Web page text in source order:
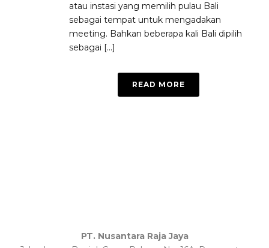
atau instasi yang memilih pulau Bali
sebagai tempat untuk mengadakan
meeting. Bahkan beberapa kali Bali dipilih
sebagai [...]
READ MORE
PT. Nusantara Raja Jaya